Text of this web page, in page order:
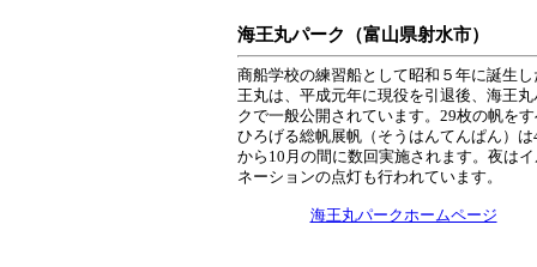
海王丸パーク（富山県射水市）
商船学校の練習船として昭和５年に誕生し
王丸は、平成元年に現役を引退後、海王丸
クで一般公開されています。29枚の帆を
ひろげる総帆展帆（そうはんてんぱん）は
から10月の間に数回実施されます。夜は
ネーションの点灯も行われています。
海王丸パークホームページ